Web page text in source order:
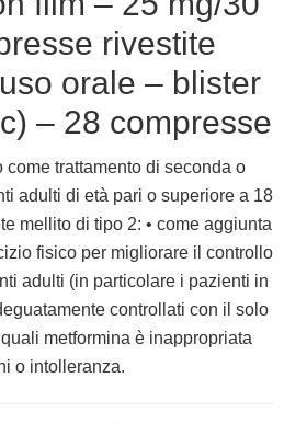
rivestite
orale – blister
– 28 compresse
come trattamento di seconda o
adulti di età pari o superiore a 18
mellito di tipo 2: • come aggiunta
fisico per migliorare il controllo
adulti (in particolare i pazienti in
controllati con il solo
metformina è inappropriata
o intolleranza.